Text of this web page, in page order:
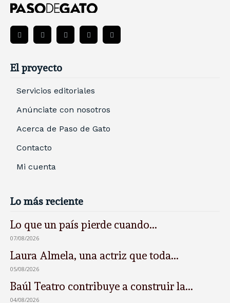
El proyecto
Servicios editoriales
Anúnciate con nosotros
Acerca de Paso de Gato
Contacto
Mi cuenta
Lo más reciente
Lo que un país pierde cuando...
07/08/2026
Laura Almela, una actriz que toda...
05/08/2026
Baúl Teatro contribuye a construir la...
04/08/2026